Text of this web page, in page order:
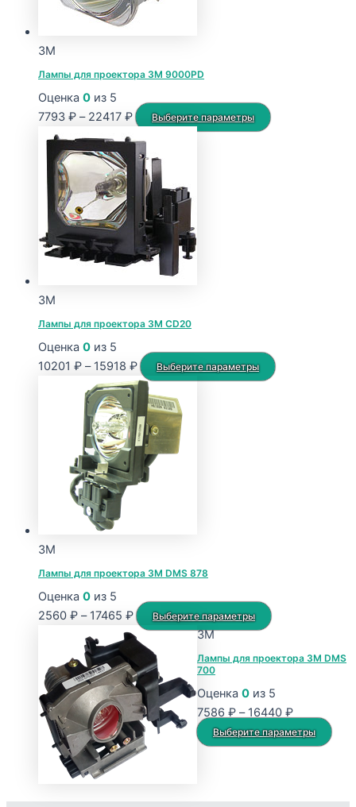
3M
Лампы для проектора 3M 9000PD
Оценка 0 из 5
7793 ₽ – 22417 ₽Диапазон
7793 ₽
22417 ₽
Выберите параметры
Этот
3M
Лампы для проектора 3M CD20
Оценка 0 из 5
10201 ₽ – 15918 ₽Диапазон
цен:
10201 ₽
–
15918 ₽
Выберите параметры
Этот
3M
Лампы для проектора 3M DMS 878
Оценка 0 из 5
2560 ₽ – 17465 ₽Диапазон
цен:
2560 ₽
–
17465 ₽
Выберите параметры
Этот
имеет
вариаций.
Опции
можно
выбрать
3M
Лампы для проектора 3M DMS
700
Оценка 0 из 5
7586 ₽ – 16440 ₽Диапазон
цен:
7586 ₽
Выберите параметры